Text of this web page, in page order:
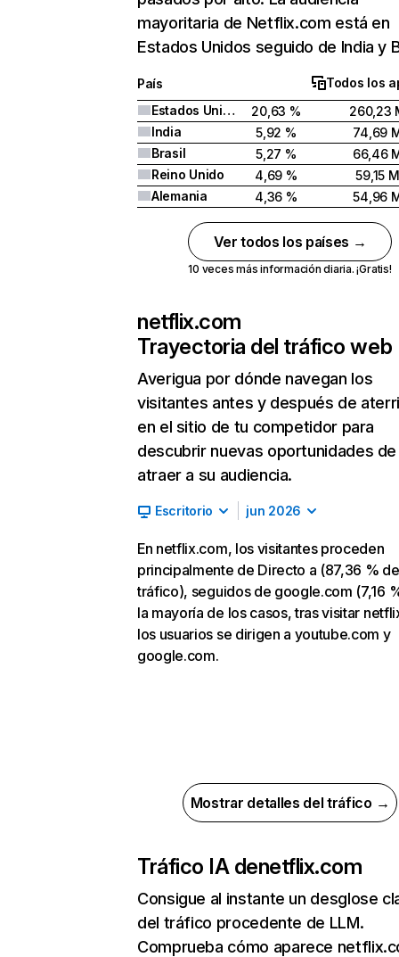
mayoritaria de Netflix.com está en
Estados Unidos seguido de India y
País
Todos los
Estados Unidos
20,63 %
260,23
India
5,92 %
74,69
Brasil
5,27 %
66,46
Reino Unido
4,69 %
59,15 M
Alemania
4,36 % 54,96
Ver todos los países →
10 veces más información diaria. ¡Gratis!
netflix.com
Trayectoria del tráfico web
Averigua por dónde navegan los
visitantes antes y después de
en el sitio de tu competidor para
descubrir nuevas oportunidades de
atraer a su audiencia.
Escritorio jun 2026
En netflix.com, los visitantes proceden
principalmente de Directo a (87,36 % de
tráfico), seguidos de google.com (7,16
la mayoría de los casos, tras visitar
los usuarios se dirigen a youtube.com y
google.com.
Mostrar detalles del tráfico →
Tráfico IA denetflix.com
Consigue al instante un desglose
del tráfico procedente de LLM.
Comprueba cómo aparece